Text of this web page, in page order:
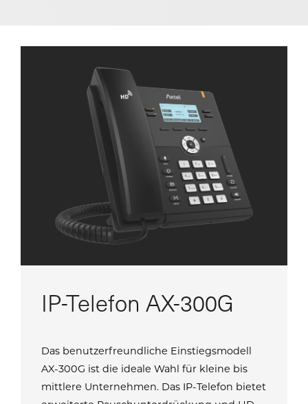
IP-Telefon AX-300G
Das benutzerfreundliche Einstiegsmodell
AX-300G ist die ideale Wahl für kleine bis
mittlere Unternehmen. Das IP-Telefon bietet